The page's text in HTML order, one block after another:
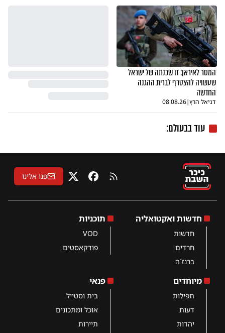
המסר לאיראן: זו שכנתה של ישראל
שעשויה להצטרף לברית ההגנה
החדשה
דניאל הרץ|
08.08.26
עוד בבעולם:
RSS פייסבוקX פנו אלינו
חדשות ואקטואליה
חדשות
חרדים
ברנז´ה
תוכניות
VOD
פודקאסטים
מיוחדים
תפילות
דעות
יהדות
פנאי
בית וסטייל
אוכל ומתכונים
תיירות